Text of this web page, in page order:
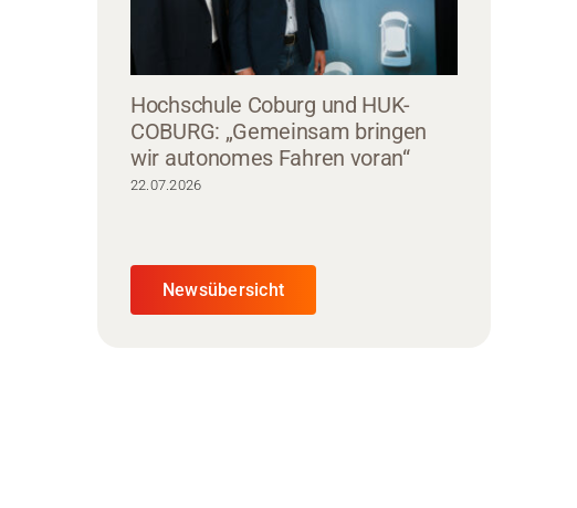
Hochschule Coburg und HUK-
COBURG: „Gemeinsam bringen
wir autonomes Fahren voran“
22.07.2026
Newsübersicht